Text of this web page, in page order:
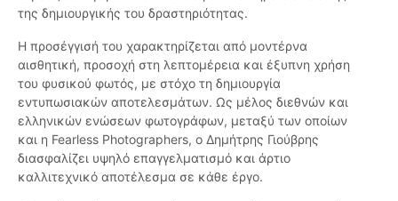
της δημιουργικής του δραστηριότητας.
Η προσέγγισή του χαρακτηρίζεται από μοντέρνα
αισθητική, προσοχή στη λεπτομέρεια και έξυπνη χρήση
του φυσικού φωτός, με στόχο τη δημιουργία
εντυπωσιακών αποτελεσμάτων. Ως μέλος διεθνών και
ελληνικών ενώσεων φωτογράφων, μεταξύ των οποίων
και η Fearless Photographers, ο Δημήτρης Γιούβρης
διασφαλίζει υψηλό επαγγελματισμό και άρτιο
καλλιτεχνικό αποτέλεσμα σε κάθε έργο.